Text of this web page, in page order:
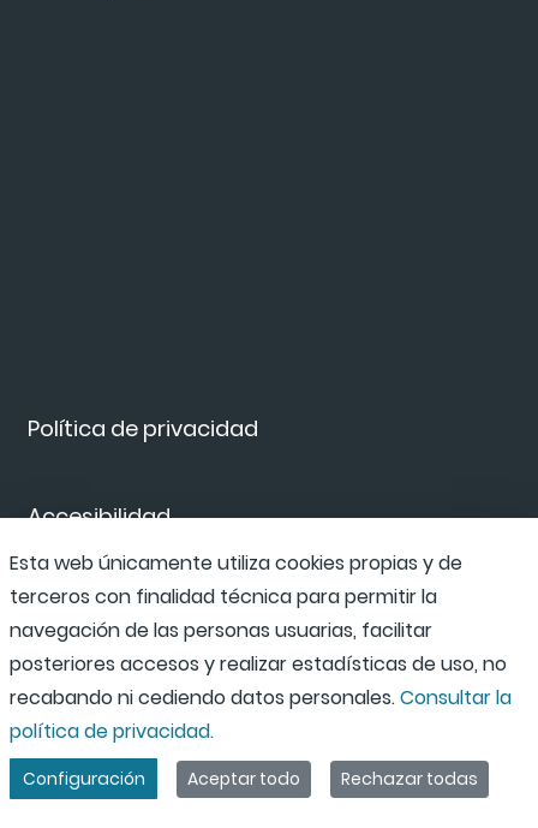
Política de privacidad
Accesibilidad
Canal de denuncias
Esta web únicamente utiliza cookies propias y de
terceros con finalidad técnica para permitir la
navegación de las personas usuarias, facilitar
posteriores accesos y realizar estadísticas de uso, no
recabando ni cediendo datos personales.Consultar la
política de privacidad.
Configuración Aceptar todo Rechazar todas